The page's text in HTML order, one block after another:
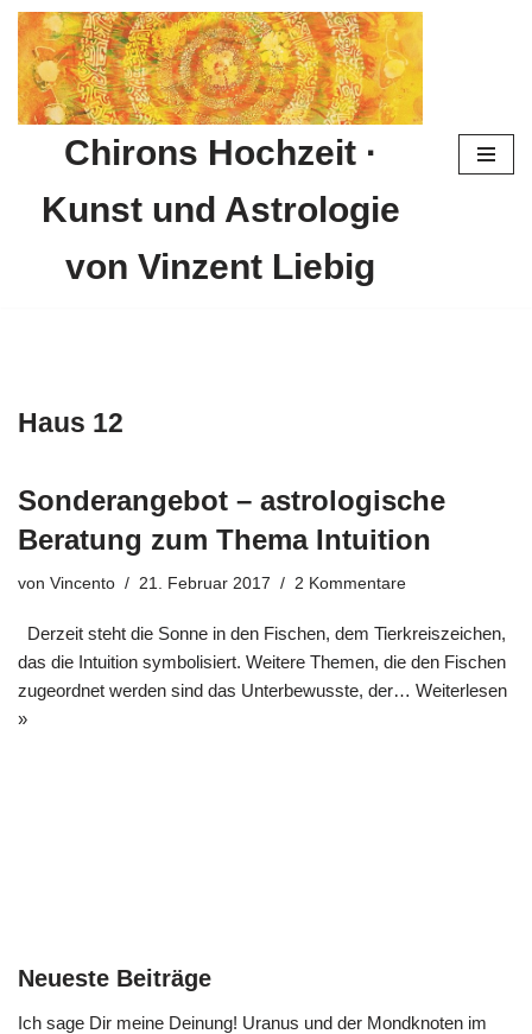
Zum
Inhalt
springen
Chirons Hochzeit ·
Kunst und Astrologie
von Vinzent Liebig
Haus 12
Sonderangebot – astrologische
Beratung zum Thema Intuition
von Vincento 21. Februar 2017 2 Kommentare
Derzeit steht die Sonne in den Fischen, dem Tierkreiszeichen,
das die Intuition symbolisiert. Weitere Themen, die den Fischen
zugeordnet werden sind das Unterbewusste, der… Weiterlesen
»
Neueste Beiträge
Ich sage Dir meine Deinung! Uranus und der Mondknoten im